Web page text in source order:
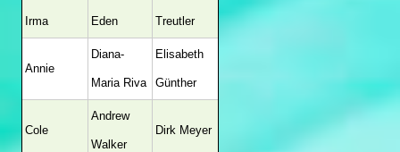
Irma Eden Treutler
Annie
Diana-
Maria Riva
Elisabeth
Günther
Cole
Andrew
Walker
Dirk Meyer